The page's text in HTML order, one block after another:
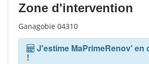
Zone d'intervention
Ganagobie 04310